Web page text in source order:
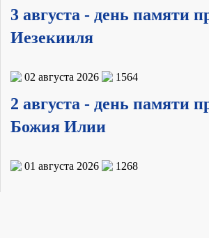
3 августа - день памяти
Иезекииля
02 августа 2026 1564
2 августа - день памяти
Божия Илии
01 августа 2026 1268